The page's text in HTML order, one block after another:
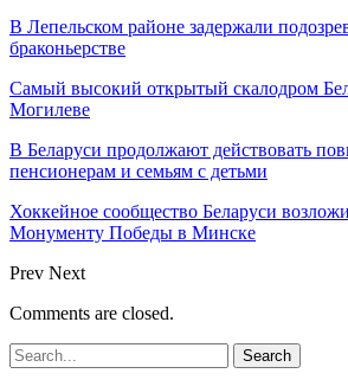
В Лепельском районе задержали
браконьерстве
Самый высокий открытый скалодром
Могилеве
В Беларуси продолжают действовать
пенсионерам и семьям с детьми
Хоккейное сообщество Беларуси
Монументу Победы в Минске
Prev Next
Comments are closed.